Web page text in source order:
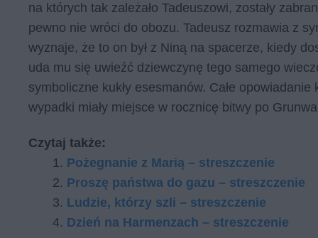
na których tak zależało Tadeuszowi, zostały
pewno nie wróci do obozu. Tadeusz rozmawia z
wyznaje, że to on był z Niną na spacerze, kiedy
uda mu się uwieźć dziewczynę tego samego
symboliczne kukły esesmanów. Całe
wypadki miały miejsce w rocznicę bitwy po
Czytaj także:
Pożegnanie z Marią – streszczenie
Proszę państwa do gazu – streszczenie
Ludzie, którzy szli – streszczenie
Dzień na Harmenzach – streszczenie